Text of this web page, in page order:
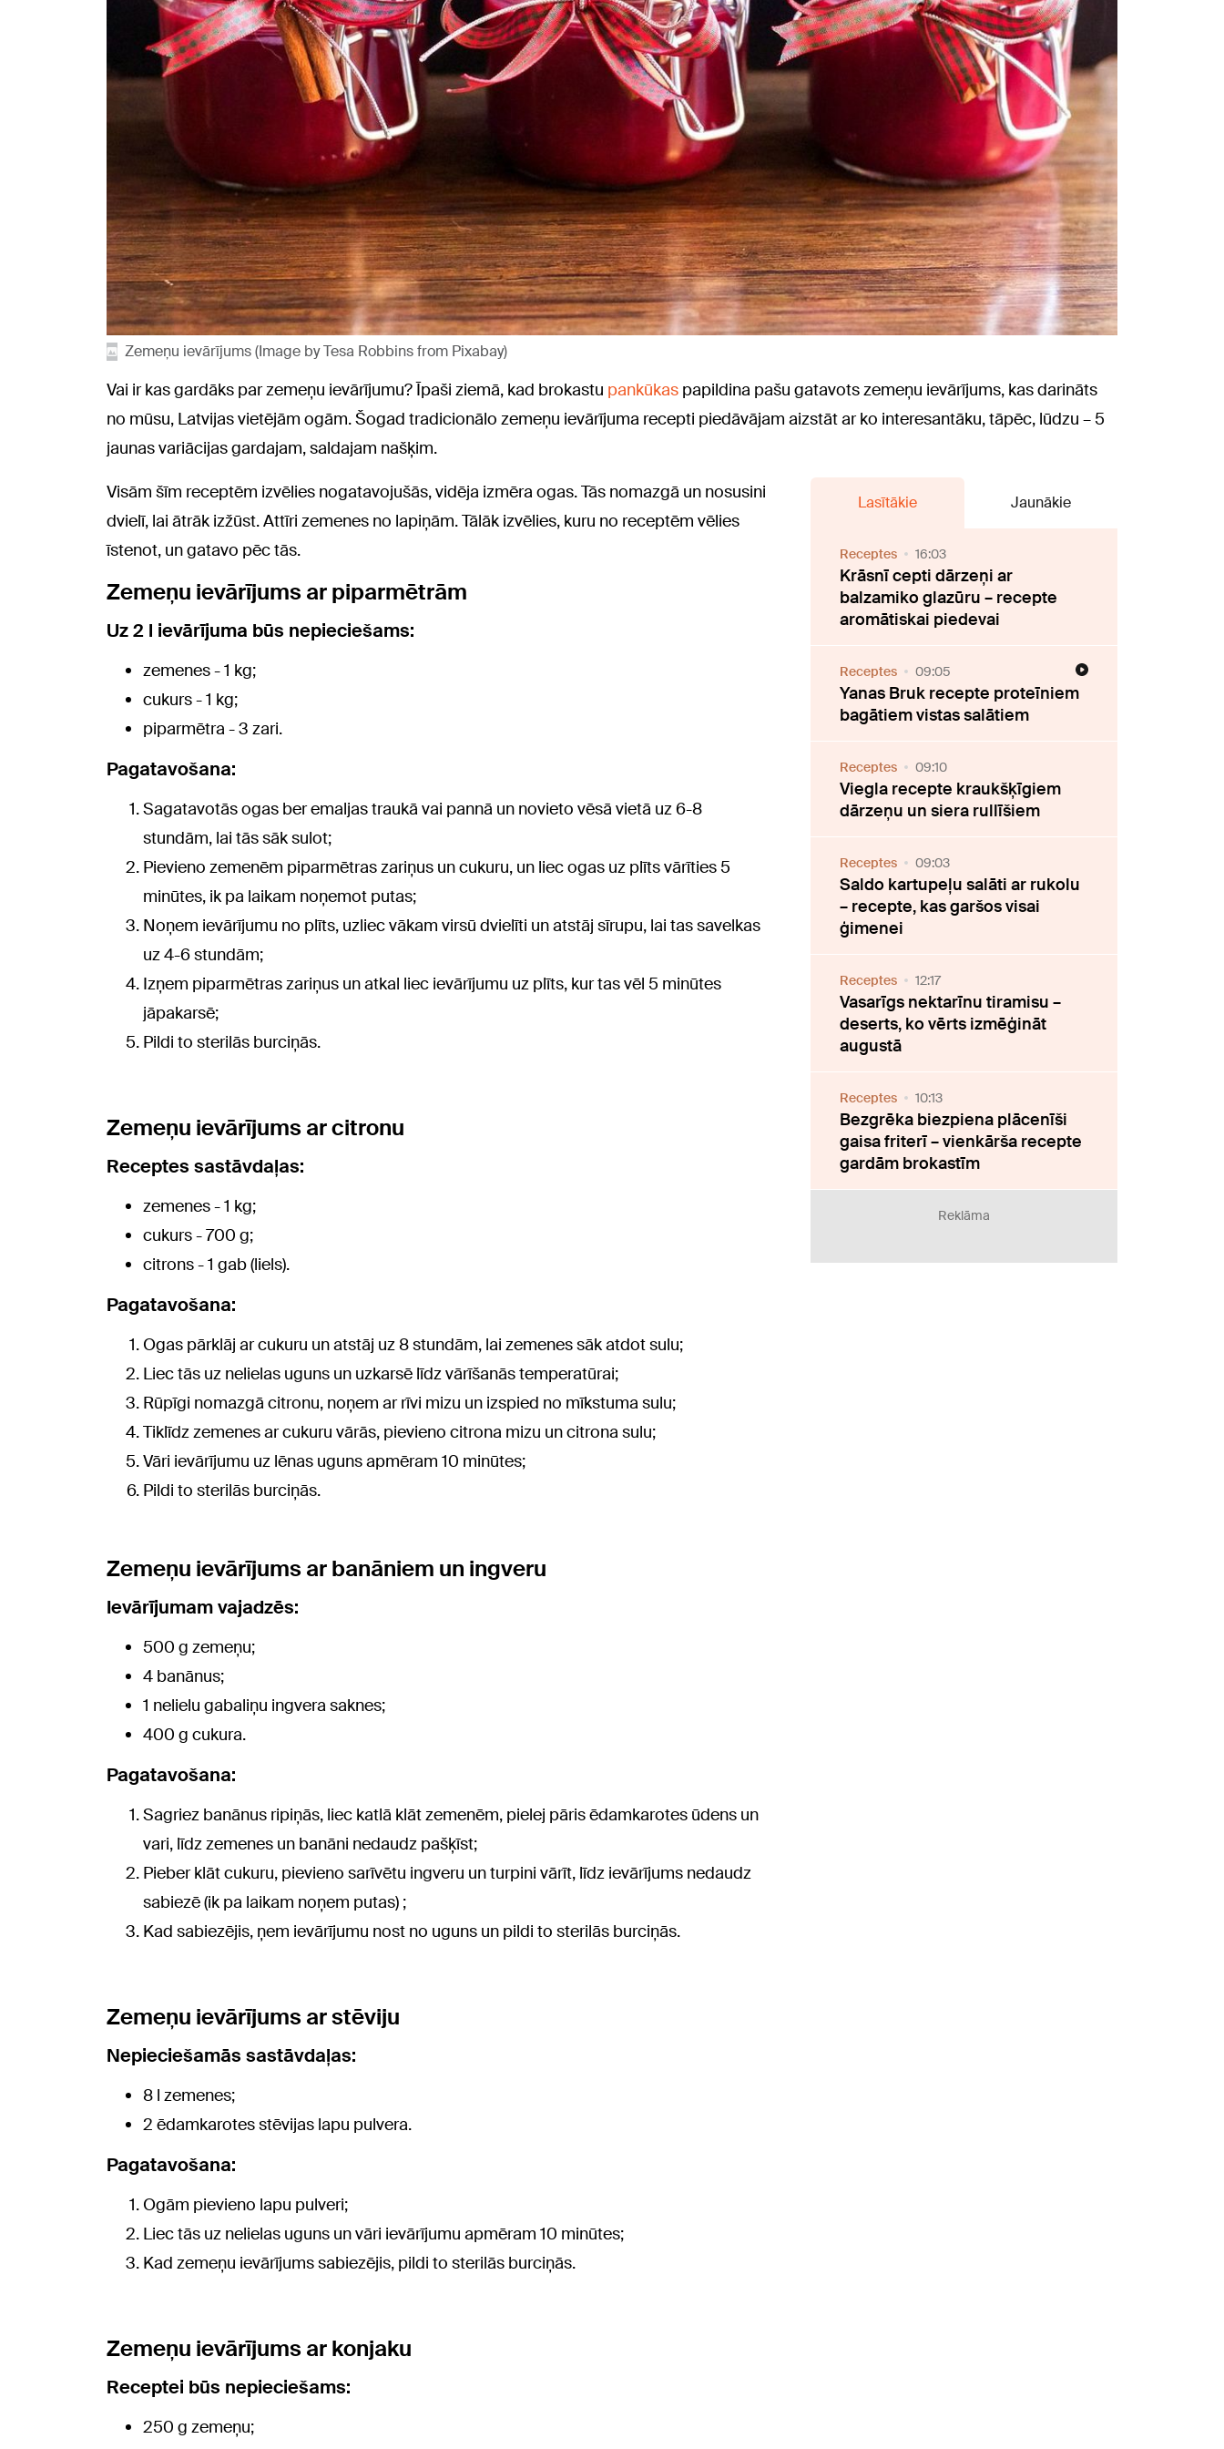
Zemeņu ievārījums (Image by Tesa Robbins from Pixabay)
Vai ir kas gardāks par zemeņu ievārījumu? Īpaši ziemā, kad brokastu pankūkas papildina pašu gatavots zemeņu ievārījums, kas darināts
no mūsu, Latvijas vietējām ogām. Šogad tradicionālo zemeņu ievārījuma recepti piedāvājam aizstāt ar ko interesantāku, tāpēc, lūdzu – 5
jaunas variācijas gardajam, saldajam našķim.
Visām šīm receptēm izvēlies nogatavojušās, vidēja izmēra ogas. Tās nomazgā un nosusini
dvielī, lai ātrāk izžūst. Attīri zemenes no lapiņām. Tālāk izvēlies, kuru no receptēm vēlies
īstenot, un gatavo pēc tās.
Zemeņu ievārījums ar piparmētrām
Uz 2 l ievārījuma būs nepieciešams:
zemenes - 1 kg;
cukurs - 1 kg;
piparmētra - 3 zari.
Pagatavošana:
Sagatavotās ogas ber emaljas traukā vai pannā un novieto vēsā vietā uz 6-8
stundām, lai tās sāk sulot;
Pievieno zemenēm piparmētras zariņus un cukuru, un liec ogas uz plīts vārīties 5
minūtes, ik pa laikam noņemot putas;
Noņem ievārījumu no plīts, uzliec vākam virsū dvielīti un atstāj sīrupu, lai tas savelkas
uz 4-6 stundām;
Izņem piparmētras zariņus un atkal liec ievārījumu uz plīts, kur tas vēl 5 minūtes
jāpakarsē;
Pildi to sterilās burciņās.
Zemeņu ievārījums ar citronu
Receptes sastāvdaļas:
zemenes - 1 kg;
cukurs - 700 g;
citrons - 1 gab (liels).
Pagatavošana:
Ogas pārklāj ar cukuru un atstāj uz 8 stundām, lai zemenes sāk atdot sulu;
Liec tās uz nelielas uguns un uzkarsē līdz vārīšanās temperatūrai;
Rūpīgi nomazgā citronu, noņem ar rīvi mizu un izspied no mīkstuma sulu;
Tiklīdz zemenes ar cukuru vārās, pievieno citrona mizu un citrona sulu;
Vāri ievārījumu uz lēnas uguns apmēram 10 minūtes;
Pildi to sterilās burciņās.
Zemeņu ievārījums ar banāniem un ingveru
Ievārījumam vajadzēs:
500 g zemeņu;
4 banānus;
1 nelielu gabaliņu ingvera saknes;
400 g cukura.
Pagatavošana:
Sagriez banānus ripiņās, liec katlā klāt zemenēm, pielej pāris ēdamkarotes ūdens un
vari, līdz zemenes un banāni nedaudz pašķīst;
Pieber klāt cukuru, pievieno sarīvētu ingveru un turpini vārīt, līdz ievārījums nedaudz
sabiezē (ik pa laikam noņem putas) ;
Kad sabiezējis, ņem ievārījumu nost no uguns un pildi to sterilās burciņās.
Zemeņu ievārījums ar stēviju
Nepieciešamās sastāvdaļas:
8 l zemenes;
2 ēdamkarotes stēvijas lapu pulvera.
Pagatavošana:
Ogām pievieno lapu pulveri;
Liec tās uz nelielas uguns un vāri ievārījumu apmēram 10 minūtes;
Kad zemeņu ievārījums sabiezējis, pildi to sterilās burciņās.
Zemeņu ievārījums ar konjaku
Receptei būs nepieciešams:
250 g zemeņu;
Lasītākie Jaunākie
Receptes 16:03
Krāsnī cepti dārzeņi ar
balzamiko glazūru – recepte
aromātiskai piedevai
Receptes 09:05
Yanas Bruk recepte proteīniem
bagātiem vistas salātiem
Receptes 09:10
Viegla recepte kraukšķīgiem
dārzeņu un siera rullīšiem
Receptes 09:03
Saldo kartupeļu salāti ar rukolu
– recepte, kas garšos visai
ģimenei
Receptes 12:17
Vasarīgs nektarīnu tiramisu –
deserts, ko vērts izmēģināt
augustā
Receptes 10:13
Bezgrēka biezpiena plācenīši
gaisa friterī – vienkārša recepte
gardām brokastīm
Reklāma